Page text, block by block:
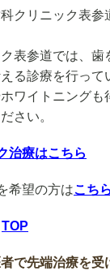
クリニック表参
表参道では、歯
る診療を行って
ワイトニングも
さい。
治療はこちら
希望の方はこちら
TOP
で先端治療を受